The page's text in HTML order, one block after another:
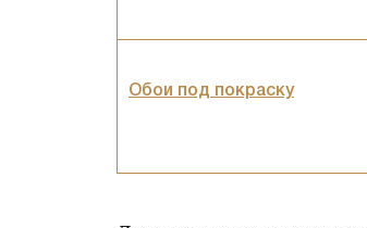
Обои под покраску